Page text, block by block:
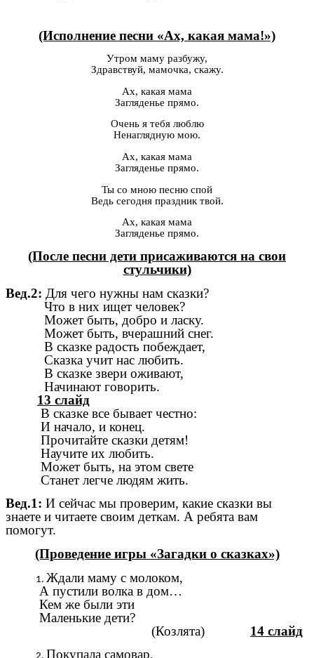
(Исполнение песни «Ах, какая мама!»)
Утром маму разбужу,
Здравствуй, мамочка, скажу.
Ах, какая мама
Загляденье прямо.
Очень я тебя люблю
Ненаглядную мою.
Ах, какая мама
Загляденье прямо.
Ты со мною песню спой
Ведь сегодня праздник твой.
Ах, какая мама
Загляденье прямо.
(После песни дети присаживаются на свои
стульчики)
Вед.2: Для чего нужны нам сказки?
Что в них ищет человек?
Может быть, добро и ласку.
Может быть, вчерашний снег.
В сказке радость побеждает,
Сказка учит нас любить.
В сказке звери оживают,
Начинают говорить.
13 слайд
В сказке все бывает честно:
И начало, и конец.
Прочитайте сказки детям!
Научите их любить.
Может быть, на этом свете
Станет легче людям жить.
Вед.1: И сейчас мы проверим, какие сказки вы
знаете и читаете своим деткам. А ребята вам
помогут.
(Проведение игры «Загадки о сказках»)
Ждали маму с молоком,
А пустили волка в дом…
Кем же были эти
Маленькие дети?
(Козлята) 14 слайд
Покупала самовар,